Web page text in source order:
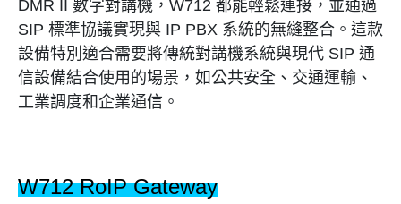
DMR II 數字對講機，W712 都能輕鬆連接，並通過
SIP 標準協議實現與 IP PBX 系統的無縫整合。這款
設備特別適合需要將傳統對講機系統與現代 SIP 通
信設備結合使用的場景，如公共安全、交通運輸、
工業調度和企業通信。
W712 RoIP Gateway